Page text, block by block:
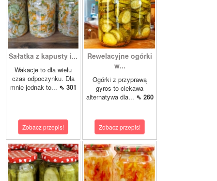
Sałatka z kapusty i...
Wakacje to dla wielu
czas odpoczynku. Dla
mnie jednak to... ⇖ 301
Zobacz przepis!
Rewelacyjne ogórki
w...
Ogórki z przyprawą
gyros to ciekawa
alternatywa dla... ⇖ 260
Zobacz przepis!